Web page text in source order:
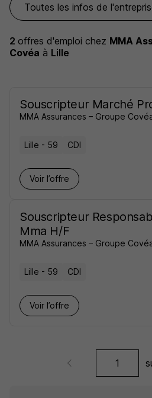
Toutes les infos de
2 offres d'emploi chez MMA
Covéa à Lille
Souscripteur Marché
MMA Assurances – Groupe
Lille - 59 CDI
Voir l’offre
Souscripteur
Mma H/F
MMA Assurances – Groupe
Lille - 59 CDI
Voir l’offre